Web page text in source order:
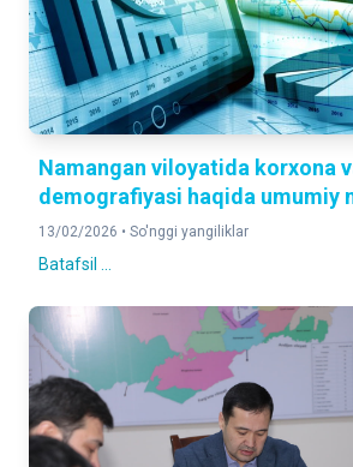
Namangan viloyatida korxona
demografiyasi haqida umumiy
13/02/2026 • So'nggi yangiliklar
Batafsil ...